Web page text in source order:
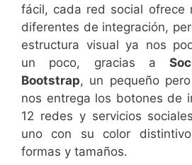
fácil, cada red social ofrece
diferentes de integración,
estructura visual ya nos
un poco, gracias a
Bootstrap, un pequeño
nos entrega los botones de
12 redes y servicios
uno con su color
formas y tamaños.